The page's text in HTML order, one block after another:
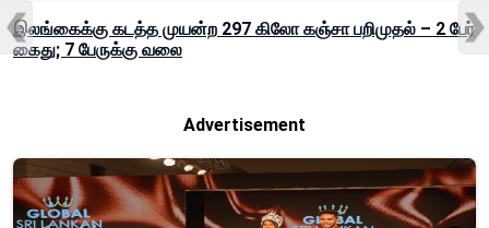
இலங்கைக்கு கடத்த முயன்ற 297 கிலோ கஞ்சா பறிமுதல் – 2 பேர்
கைது; 7 பேருக்கு வலை
Advertisement